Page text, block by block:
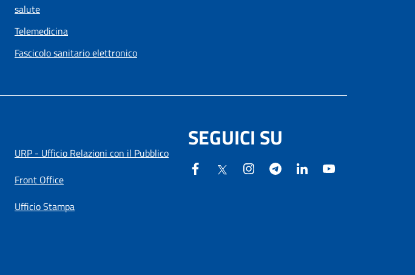
salute
Telemedicina
Fascicolo sanitario elettronico
URP - Ufficio Relazioni con il Pubblico
Front Office
Ufficio Stampa
SEGUICI SU